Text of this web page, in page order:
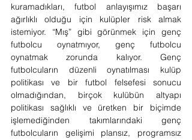
kuramadıkları, futbol anlayışımız başarı
ağırlıklı olduğu için kulüpler risk almak
istemiyor. “Mış” gibi görünmek için genç
futbolcu oynatmıyor, genç futbolcu
oynatmak zorunda kalıyor. Genç
futbolcuların düzenli oynatılması kulüp
politikası ve bir futbol felsefesi sonucu
olmadığından, birçok kulübün altyapı
politikası sağlıklı ve üretken bir biçimde
işlemediğinden takımlarındaki genç
futbolcuların gelişimi plansız, programsız